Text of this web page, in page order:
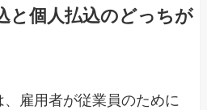
と個人払込のどっちが
雇用者が従業員のために